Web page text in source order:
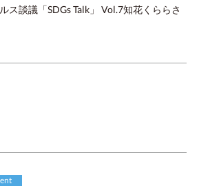
ス談議「SDGs Talk」 Vol.7知花くららさ